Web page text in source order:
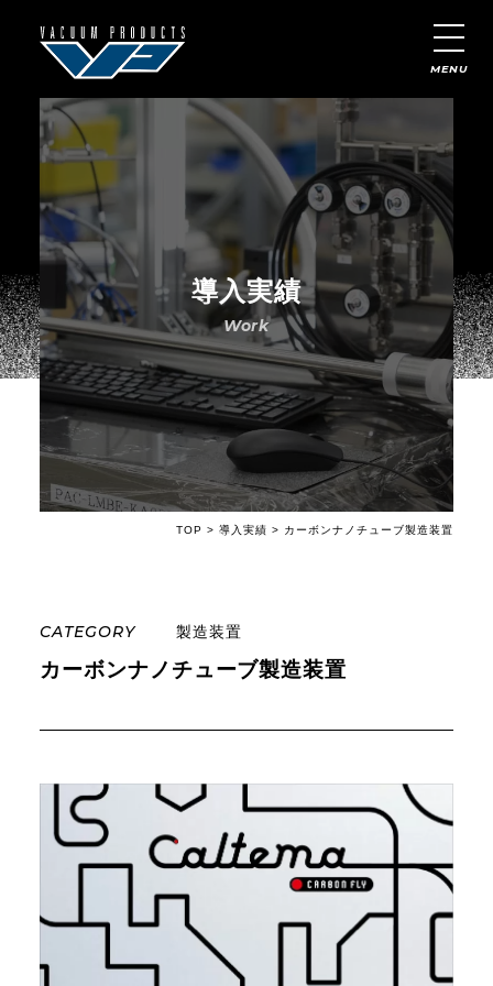
私たちについて
特注製品について
製品一覧
導入実績
お知らせ
採用情報
お問い合わせ・見積もり依頼
お電話でのお問い合わせ
MENU
導入実績
TOP >導入実績 > カーボンナノチューブ製造装置
CATEGORY 製造装置
カーボンナノチューブ製造装置